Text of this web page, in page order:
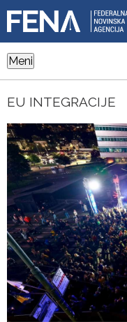
Meni
EU INTEGRACIJE